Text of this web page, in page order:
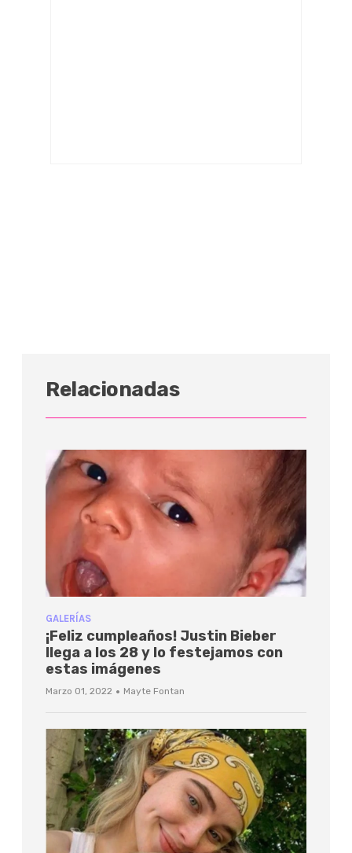
Relacionadas
GALERÍAS
¡Feliz cumpleaños! Justin Bieber
llega a los 28 y lo festejamos con
estas imágenes
Marzo 01, 2022 · Mayte Fontan